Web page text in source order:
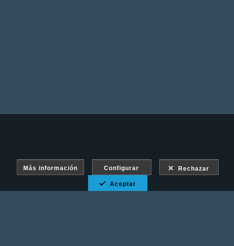
Más información Configurar Rechazar
Aceptar